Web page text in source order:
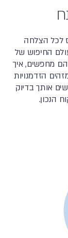
לכל הצלחה
החיפוש של
מחפשים, איך
הזדמנויות
אותך בדיוק
הנכון.